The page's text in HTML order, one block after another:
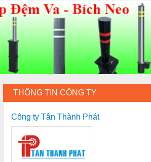
THÔNG TIN CÔNG TY
Công ty Tân Thành Phát